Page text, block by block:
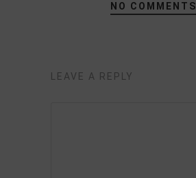
NO COMMENTS
LEAVE A REPLY